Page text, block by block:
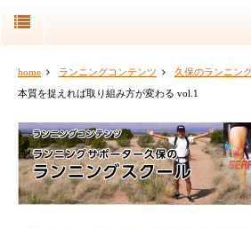
home ランニングコンテンツ
久保のランニン
本質を捉えれば取り組み方が変わる vol.1